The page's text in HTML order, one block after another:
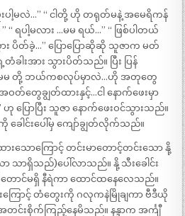
ါ့မလဲ…” “ ငါတို့ ဟို တရုတ်မနဲ့ အမေရိကန်
ရပါ့မလား …မမ ရယ်…” “ ဖြစ်ပါတယ်
း ပိတ်ခဲ့…” ပြောပြောဆိုဆို သူဇာက မတ်
ါးအား သွားပိတ်သည်။ ပြီး ပြန်
မမ တို့ ဘယ်ကစလုပ်မှာလဲ…ဟို အတုတွေ
တ်တွေချွတ်ထားနှင့်…ငါ နောက်ဖေးမှာ
ြောပြီး သူဇာ နောက်ဖေးဝင်သွားသည်။
ခေါင်းပေါ်မှ ကျော်ချွတ်လိုက်သည်။
သောကြောင့် တင်းမာတောင့်တင်းသော နို့
သာရှိသည်)ပေါ်လာသည်။ နို့ သီးခေါင်း
ာင်မရှိ နီရဲကာ ထောင်ထနေလေသည်။
းကြောင့် တံတွေးကို ဂလုကနဲမြိုချကာ ဗီဒီယို
င်းစိုက်ကြည့်နေမိသည်။ နန္ဒာက အင်္ကျီ